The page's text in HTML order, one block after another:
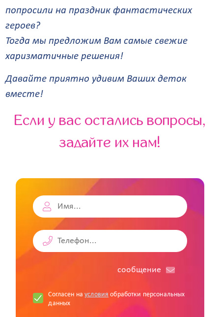
попросили на праздник фантастических
героев?
Тогда мы предложим Вам самые свежие
харизматичные решения!
Давайте приятно удивим Ваших деток
вместе!
Если у вас остались вопросы,
задайте их нам!
cообщение
Согласен наусловия обработки персональных
данных